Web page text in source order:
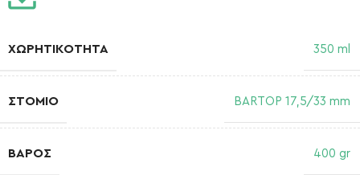
ΧΩΡΗΤΙΚΌΤΗΤΑ 350 ml
ΣΤΌΜΙΟ BARTOP 17,5/33 mm
ΒΆΡΟΣ 400 gr